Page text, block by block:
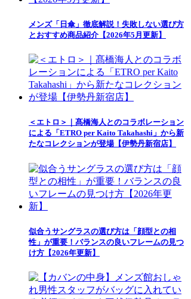
メンズ「日傘」徹底解説！失敗しない選び方
とおすすめ商品紹介【2026年5月更新】
＜エトロ＞｜髙橋海人とのコラボレーション
による「ETRO per Kaito Takahashi」から新
たなコレクションが登場【伊勢丹新宿店】
似合うサングラスの選び方は「顔型との相
性」が重要！バランスの良いフレームの見つ
け方【2026年更新】